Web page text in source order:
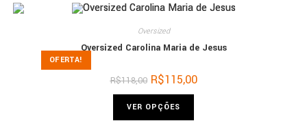
OFERTA!
Oversized
Oversized Carolina Maria de Jesus
R$118,00 R$115,00
VER OPÇÕES